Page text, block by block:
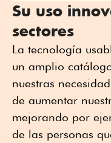
Su uso
sectores
La tecnología
un amplio
nuestras
de aumentar
mejorando por
de las personas